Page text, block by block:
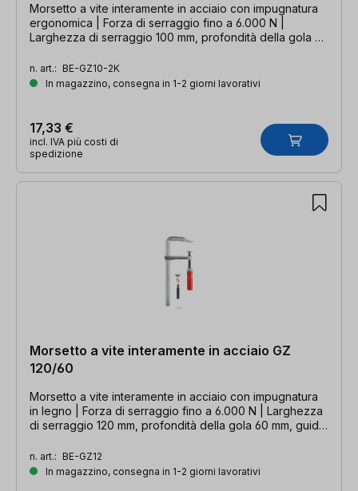
Morsetto a vite interamente in acciaio con impugnatura
ergonomica | Forza di serraggio fino a 6.000 N |
Larghezza di serraggio 100 mm, profondità della gola 60
n. art.: BE-GZ10-2K
In magazzino, consegna in 1-2 giorni lavorativi
17,33 €
incl. IVA più costi di
spedizione
Morsetto a vite interamente in acciaio GZ
120/60
Morsetto a vite interamente in acciaio con impugnatura
in legno | Forza di serraggio fino a 6.000 N | Larghezza
di serraggio 120 mm, profondità della gola 60 mm, guida
n. art.: BE-GZ12
In magazzino, consegna in 1-2 giorni lavorativi